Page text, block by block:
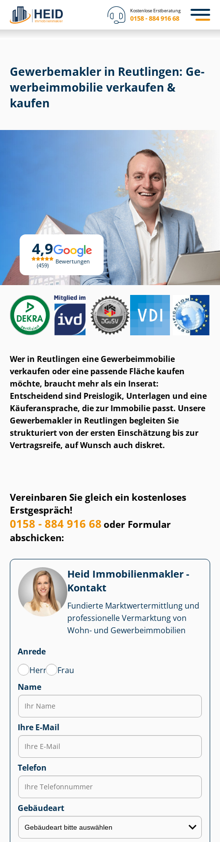
Kostenlose Erstberatung
0158 - 884 916 68
4,9
459
Bewertungen
Gewerbemakler in Reutlingen: Ge­
wer­be­im­mo­bi­lie verkaufen &
kaufen
Wer in Reutlingen eine Ge­wer­be­im­mo­bi­lie
verkaufen oder eine passende Fläche kaufen
möchte, braucht mehr als ein Inserat:
Entscheidend sind Preislogik, Unterlagen und eine
Käuferansprache, die zur Immobilie passt. Unsere
Gewerbemakler in Reutlingen begleiten Sie
strukturiert von der ersten Einschätzung bis zur
Vertragsreife, auf Wunsch auch diskret.
Vereinbaren Sie gleich ein kostenloses
Erstgespräch!
0158 - 884 916 68oder Formular
abschicken:
Heid Im­mo­bi­li­en­mak­ler -
Kontakt
Fundierte Markt­wert­ermitt­lung und
professionelle Vermarktung von
Wohn- und Ge­wer­be­im­mo­bi­li­en
Anrede
Herr
Frau
Name
Ihre E-Mail
Telefon
Gebäudeart